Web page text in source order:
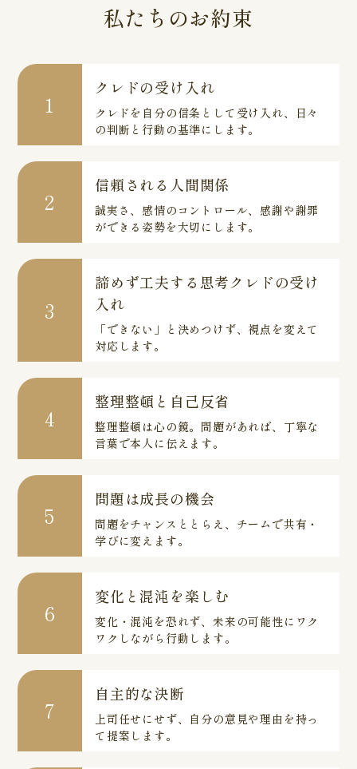
私たちのお約束
1
クレドの受け入れ
クレドを自分の信条として受け入れ、日々
の判断と行動の基準にします。
2
信頼される人間関係
誠実さ、感情のコントロール、感謝や謝罪
ができる姿勢を大切にします。
3
諦めず工夫する思考クレドの受け
入れ
「できない」と決めつけず、視点を変えて
対応します。
4
整理整頓と自己反省
整理整頓は心の鏡。問題があれば、丁寧な
言葉で本人に伝えます。
5
問題は成長の機会
問題をチャンスととらえ、チームで共有・
学びに変えます。
6
変化と混沌を楽しむ
変化・混沌を恐れず、未来の可能性にワク
ワクしながら行動します。
7
自主的な決断
上司任せにせず、自分の意見や理由を持っ
て提案します。